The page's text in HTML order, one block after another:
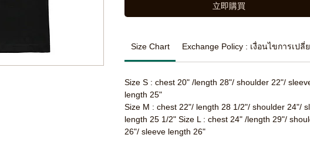
立即購買
Size Chart Exchange Policy : เงื่อนไขการเปลี่
Size S : chest 20" /length 28"/ shoulder 22"/
length 25"
Size M : chest 22"/ length 28 1/2"/ shoulder 24"/
length 25 1/2" Size L : chest 24" /length 29"/
26"/ sleeve length 26"